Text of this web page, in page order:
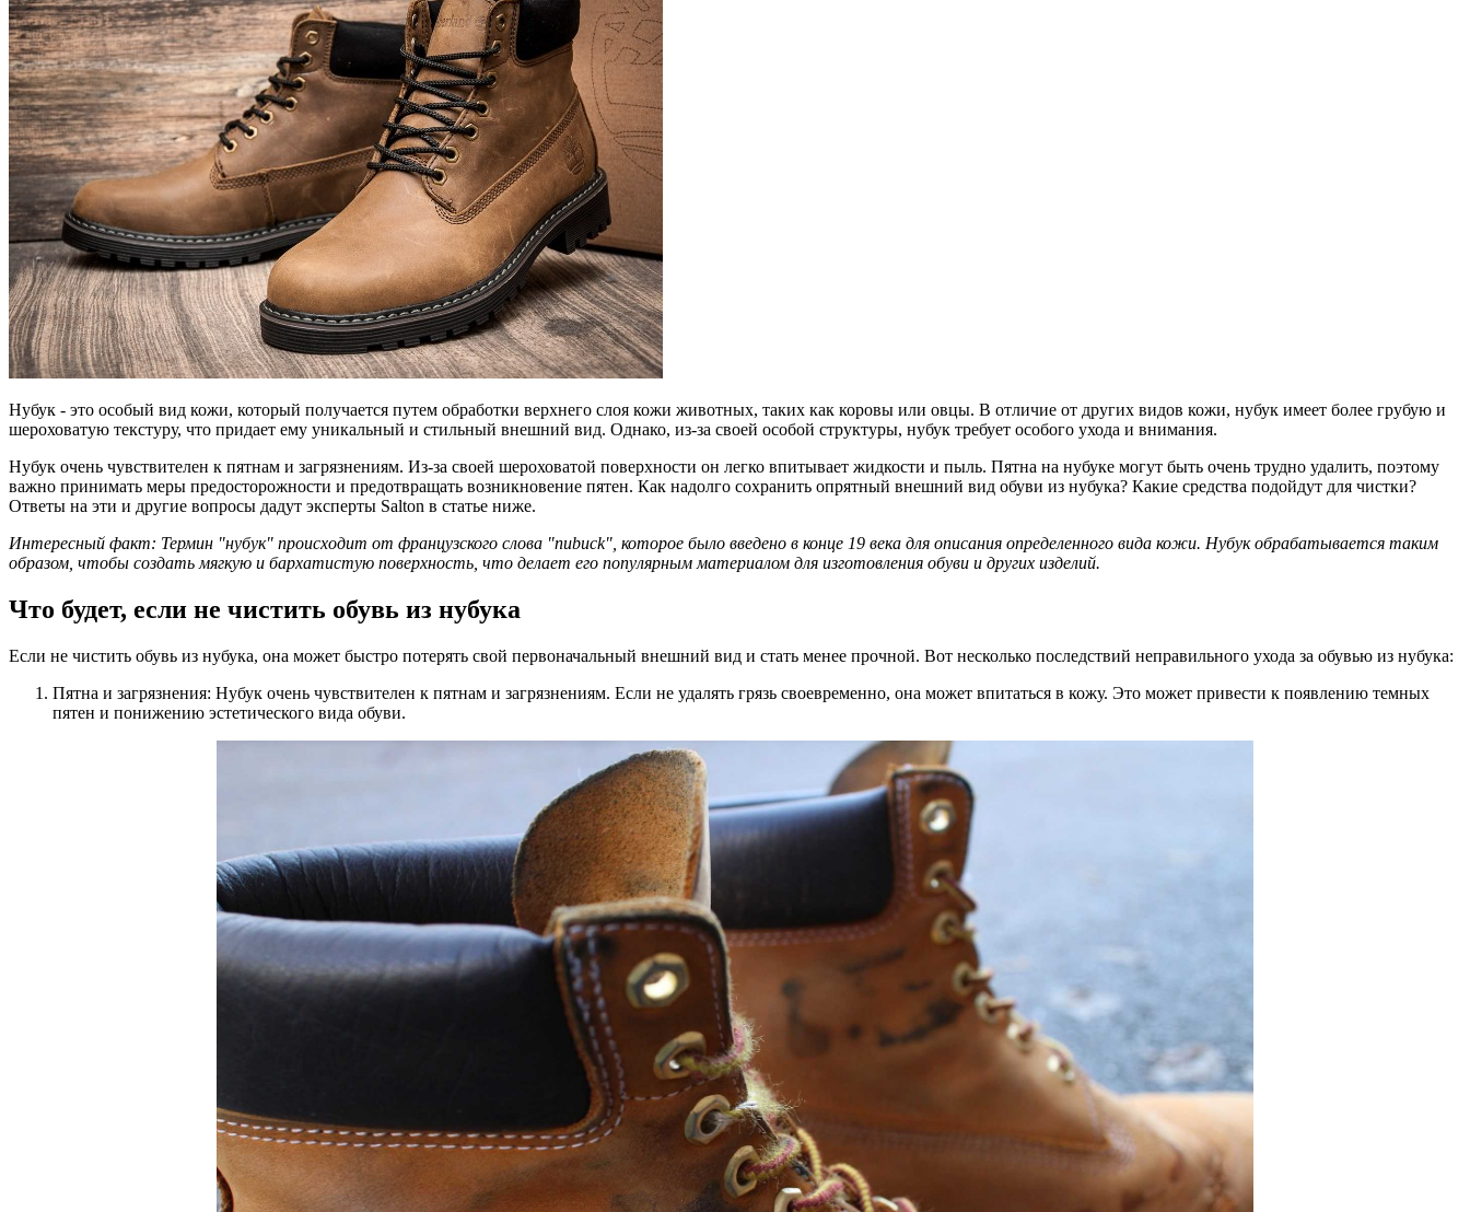
Нубук - это особый вид кожи, который получается путем обработки верхнего слоя кожи животных, таких как коровы или овцы. В отличие от других видов кожи, нубук имеет более грубую и
шероховатую текстуру, что придает ему уникальный и стильный внешний вид. Однако, из-за своей особой структуры, нубук требует особого ухода и внимания.
Нубук очень чувствителен к пятнам и загрязнениям. Из-за своей шероховатой поверхности он легко впитывает жидкости и пыль. Пятна на нубуке могут быть очень трудно удалить, поэтому
важно принимать меры предосторожности и предотвращать возникновение пятен. Как надолго сохранить опрятный внешний вид обуви из нубука? Какие средства подойдут для чистки?
Ответы на эти и другие вопросы дадут эксперты Salton в статье ниже.
Интересный факт: Термин "нубук" происходит от французского слова "nubuck", которое было введено в конце 19 века для описания определенного вида кожи. Нубук обрабатывается таким
образом, чтобы создать мягкую и бархатистую поверхность, что делает его популярным материалом для изготовления обуви и других изделий.
Что будет, если не чистить обувь из нубука
Если не чистить обувь из нубука, она может быстро потерять свой первоначальный внешний вид и стать менее прочной. Вот несколько последствий неправильного ухода за обувью из нубука:
Пятна и загрязнения: Нубук очень чувствителен к пятнам и загрязнениям. Если не удалять грязь своевременно, она может впитаться в кожу. Это может привести к появлению темных
пятен и понижению эстетического вида обуви.